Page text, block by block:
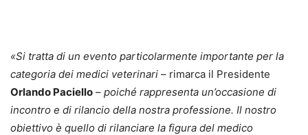
«Si tratta di un evento particolarmente importante per la
categoria dei medici veterinari – rimarca il Presidente
Orlando Paciello – poiché rappresenta un’occasione di
incontro e di rilancio della nostra professione. Il nostro
obiettivo è quello di rilanciare la figura del medico